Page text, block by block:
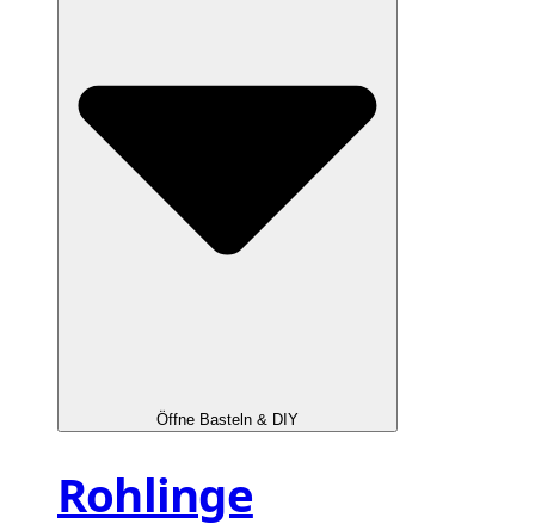
Öffne Basteln & DIY
Rohlinge